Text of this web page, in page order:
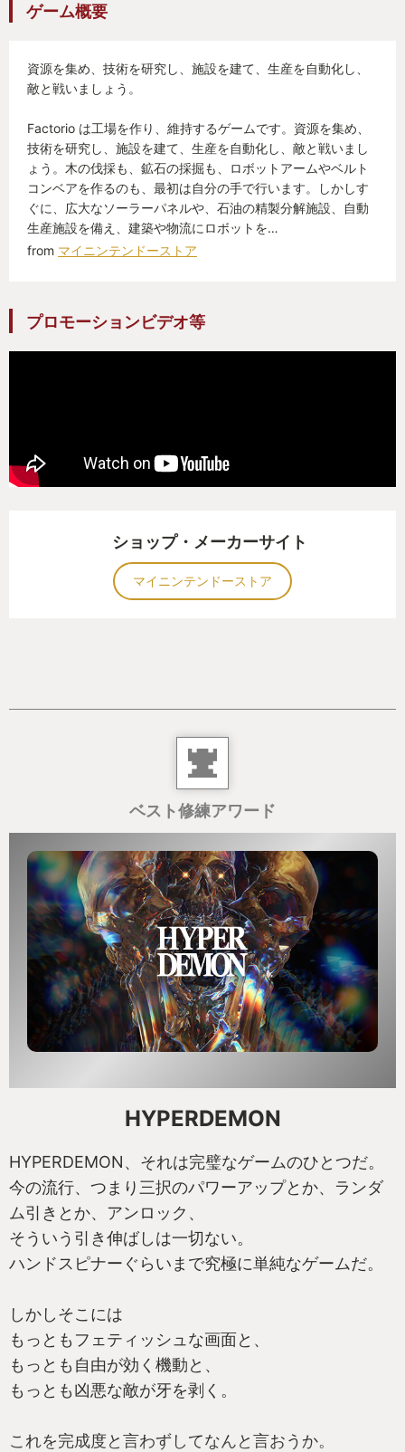
ていて、やはりゲームデザインというのはプレイヤ
はなくて、自発的な価値観の発信のためにあると考
えるとそれは本質はアートなのではないかと思う。
全体として完成させるにあたって粗さを無理やり
乗り越えたゲームだ。汚染による原住民への刺激と
対策はソロゲームじゃやってられないくらい忙しい
し、使わなくてもいいウランと原子力、せっかく速
さアップ等の効果あるけどそれより体にバネ仕込ん
それでもこのゲームが完璧だなと思うのは、鉄と
銅に始まって、鉄と銅に終わる。その中に中間素材
ーズ、そして規模の拡大によって遠くへ遠征するフ
ェーズ…やるごとに発見や違う面白さを感じるよう
レイヤーはいつしか自分が制御できる限界を超える
ものを手にしている。それを扱う快感。
ば別にどう生成したといっても味は同じ、単にそこ
まで電線と鉄道を引くだけで、拡大の期待はすぐに
そこでこのSPACE AGE DLCだ。
宇宙船を飛ばしたその後をテーマにしたDLCは
Factorioの完全版だ。
元々、Space Explotation（以下SE）というMOD
があり、同じく宇宙船を飛ばした後を拡張するMOD
だが、このスタッフをそのまま丸抱えして作ったと
のことだ。
SEは純然たるFactorioの拡張ではあったが、新し
発見は縦方向への拡張にすぎず、宇宙軌道や宇宙船
の体験は新しいが最終的にはバニラの延長をすごい
Factoriers CUSTOM（なにそれ）としてはよいもの
ではあったが…。
それが本作は、横方向への規模の拡大がとにかく
すごい。
宇宙船の設計は明確に楽しい。
たが、この宇宙船のシステムはそれに近い。ゼロベ
ースかつ、入力は隕石だけ。これで何を作るか？何
をさせるか？という軽いパズルになっている。
こういうパズルは得てして”望まれないミニゲー
よってどんどんアップデートされるルールにカーゴ
ゲーム概要
資源を集め、技術を研究し、施設を建て、生産を自動化し、
敵と戦いましょう。
Factorio は工場を作り、維持するゲームです。資源を集め、
技術を研究し、施設を建て、生産を自動化し、敵と戦いまし
ょう。木の伐採も、鉱石の採掘も、ロボットアームやベルト
コンベアを作るのも、最初は自分の手で行います。しかしす
ぐに、広大なソーラーパネルや、石油の精製分解施設、自動
生産施設を備え、建築や物流にロボットを…
from マイニンテンドーストア
プロモーションビデオ等
ショップ・メーカーサイト
マイニンテンドーストア
ベスト修練アワード
HYPERDEMON
HYPERDEMON、それは完璧なゲームのひとつだ。
今の流行、つまり三択のパワーアップとか、ランダ
ム引きとか、アンロック、
そういう引き伸ばしは一切ない。
ハンドスピナーぐらいまで究極に単純なゲームだ。
しかしそこには
もっともフェティッシュな画面と、
もっとも自由が効く機動と、
もっとも凶悪な敵が牙を剥く。
これを完成度と言わずしてなんと言おうか。